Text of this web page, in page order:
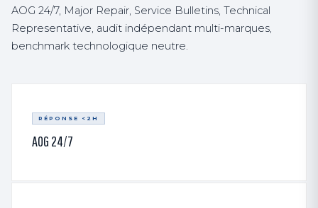
AOG 24/7, Major Repair, Service Bulletins, Technical
Representative, audit indépendant multi-marques,
benchmark technologique neutre.
RÉPONSE <2H
AOG 24/7